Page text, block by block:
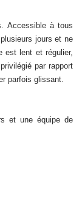
Accessible à tous
jours et ne
est lent et régulier,
par rapport
parfois glissant.
et une équipe de